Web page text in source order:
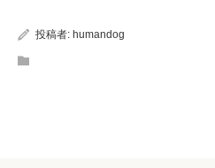
投稿者: humandog